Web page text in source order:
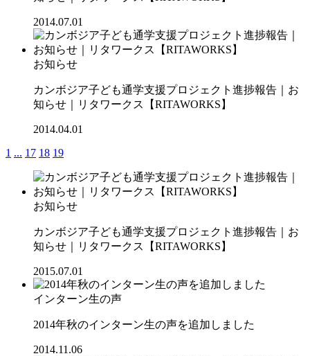
2014.07.01
お知らせ
カンボジア子ども通学支援プロジェクト進捗報告｜お
知らせ｜リタワークス【RITAWORKS】
2014.04.01
1 ... 17 18 19
お知らせ
カンボジア子ども通学支援プロジェクト進捗報告｜お
知らせ｜リタワークス【RITAWORKS】
2015.07.01
インターン生の声
2014年秋のインターン生の声を追加しました
2014.11.06